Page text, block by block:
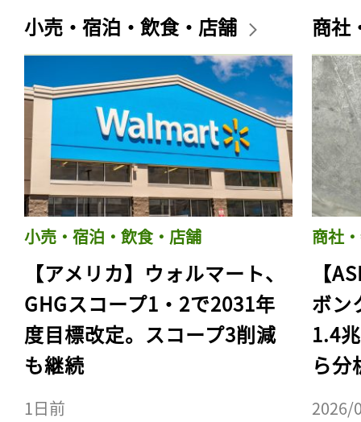
小売・宿泊・飲食・店舗
小売・宿泊・飲食・店舗
【アメリカ】ウォルマート、
GHGスコープ1・2で2031年
度目標改定。スコープ3削減
も継続
1日前
商社
商社
【
ボン
1.4
ら分
2026/